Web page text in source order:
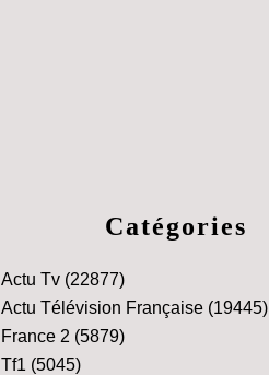
Catégories
Actu Tv (22877)
Actu Télévision Française (19445)
France 2 (5879)
Tf1 (5045)